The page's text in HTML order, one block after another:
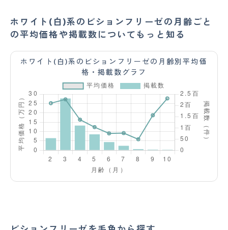
ホワイト(白)系のビションフリーゼの月齢ごと
の平均価格や掲載数についてもっと知る
ホワイト(白)系のビションフリーゼの月齢別平均価
格・掲載数グラフ